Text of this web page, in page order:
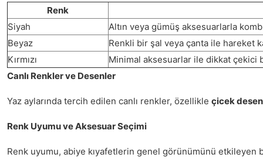
Renk
Siyah
Altın veya gümüş aksesuarlarla
Beyaz
Renkli bir şal veya çanta ile hareket
Kırmızı
Minimal aksesuarlar ile dikkat çekici
Canlı Renkler ve Desenler
Yaz aylarında tercih edilen canlı renkler, özellikle çicek
Renk Uyumu ve Aksesuar Seçimi
Renk uyumu, abiye kıyafetlerin genel görünümünü